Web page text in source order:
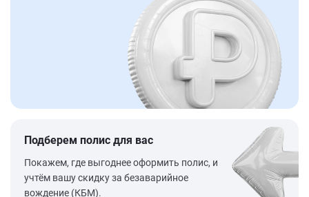
Подберем полис для вас
Покажем, где выгоднее оформить полис, и
учтём вашу скидку за безаварийное
вождение (КБМ).